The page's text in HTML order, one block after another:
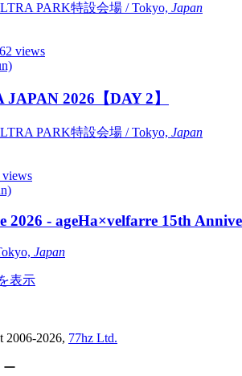
PARK特設会場 / Tokyo, Japan
views
JAPAN 2026【DAY 2】
PARK特設会場 / Tokyo, Japan
views
2026 - ageHa×velfarre 15th
Japan
表示
2006-2026, 77hz Ltd.
ー